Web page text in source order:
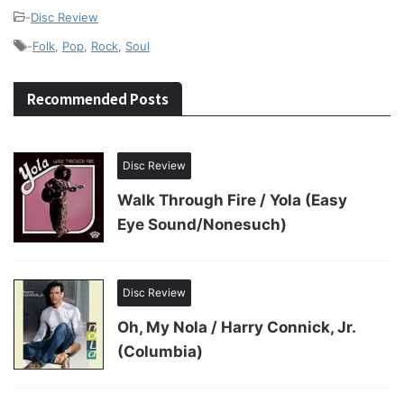
-Disc Review
-Folk Pop Rock Soul
Recommended Posts
Disc Review
Walk Through Fire / Yola (Easy
Eye Sound/Nonesuch)
Disc Review
Oh, My Nola / Harry Connick, Jr.
(Columbia)